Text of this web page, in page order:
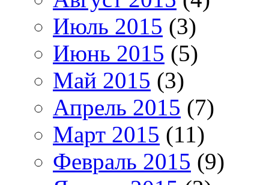
Июль 2015 (3)
Июнь 2015 (5)
Май 2015 (3)
Апрель 2015 (7)
Март 2015 (11)
Февраль 2015 (9)